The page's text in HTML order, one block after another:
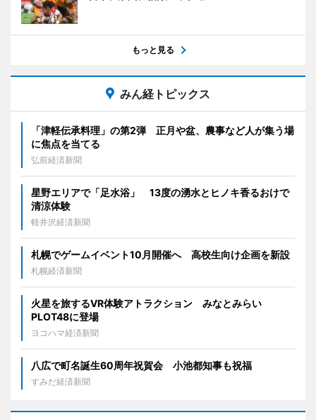
もっと見る
みん経トピックス
「津軽伝承料理」の第2弾 正月や盆、農事など人が集う場
に焦点を当てる
弘前経済新聞
星野エリアで「足水浴」 13度の湧水とヒノキ香るおけで
清涼体験
軽井沢経済新聞
札幌でゲームイベント10月開催へ 高校生向け企画を新設
札幌経済新聞
火星を旅するVR体験アトラクション みなとみらい
PLOT48に登場
ヨコハマ経済新聞
八広で町名誕生60周年祝賀会 小池都知事も祝福
すみだ経済新聞